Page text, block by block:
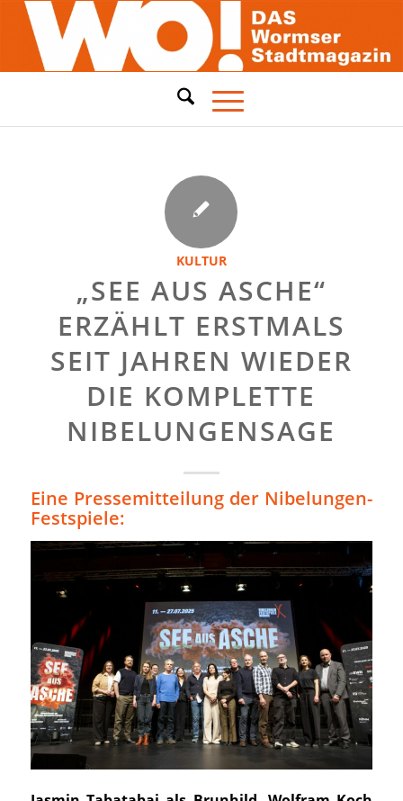
KULTUR
„SEE AUS ASCHE“
ERZÄHLT ERSTMALS
SEIT JAHREN WIEDER
DIE KOMPLETTE
NIBELUNGENSAGE
Eine Pressemitteilung der Nibelungen-
Festspiele: